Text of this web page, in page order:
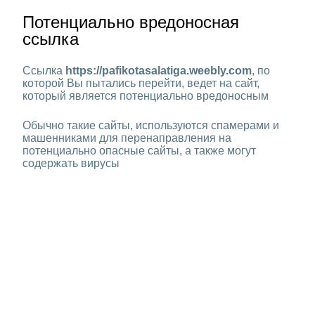
Потенциально вредоносная
ссылка
Ссылка https://pafikotasalatiga.weebly.com, по
которой Вы пытались перейти, ведет на сайт,
который является потенциально вредоносным
Обычно такие сайты, используются спамерами и
машенниками для перенаправления на
потенциально опасные сайты, а также могут
содержать вирусы